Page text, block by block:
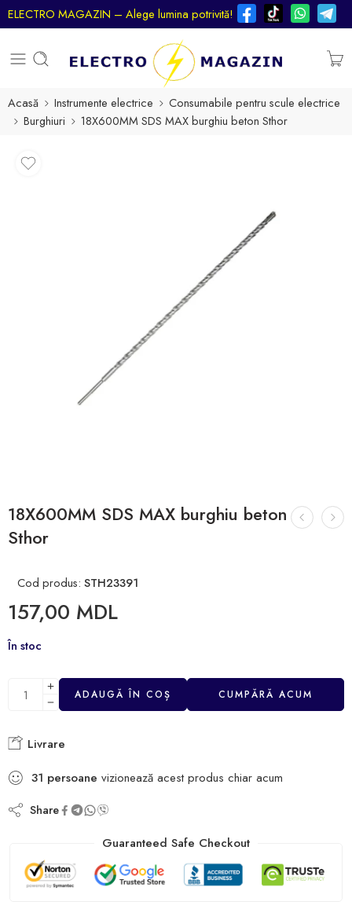
ELECTRO MAGAZIN – Alege lumina potrivită!
Acasă Instrumente electrice
Consumabile pentru scule electrice
Burghiuri
18X600MM SDS MAX burghiu beton Sthor
18X600MM SDS MAX burghiu beton
Sthor
Cod produs: STH23391
157,00 MDL
În stoc
ADAUGĂ ÎN COȘ CUMPĂRĂ ACUM
Livrare
31 persoane vizionează acest produs chiar acum
Share
Guaranteed Safe Checkout